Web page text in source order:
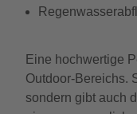
Eine hochwertige
Outdoor-Bereichs.
sondern gibt auch